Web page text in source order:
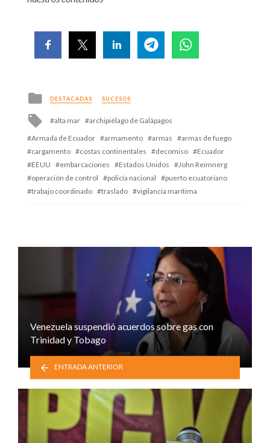
Posted
in
DESTACADAS SUCESOS
Tagged
alta mar
archipiélago de Galápagos
Armada de Ecuador
armamento armas
armas de fuego
cargamento
costas continentales decomiso
Ecuador
EEUU
embarcaciones Estados Unidos
John Reimnerg
operación de control
policía nacional
puerto ecuatoriano
trabajo coordinado
traslado vigilancia marítima
Venezuela suspendió acuerdos sobre gas con
Trinidad y Tobago
ENTRADA ANTERIOR